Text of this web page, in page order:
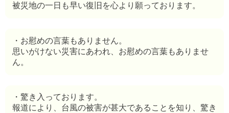
被災地の一日も早い復旧を心より願っております。
・お慰めの言葉もありません。
思いがけない災害にあわれ、お慰めの言葉もありませ
ん。
・驚き入っております。
報道により、台風の被害が甚大であることを知り、驚き